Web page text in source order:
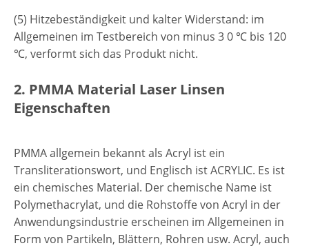
(5) Hitzebeständigkeit und kalter Widerstand: im
Allgemeinen im Testbereich von minus 3 0 ℃ bis 120
℃, verformt sich das Produkt nicht.
2. PMMA Material Laser Linsen
Eigenschaften
PMMA allgemein bekannt als Acryl ist ein
Transliterationswort, und Englisch ist ACRYLIC. Es ist
ein chemisches Material. Der chemische Name ist
Polymethacrylat, und die Rohstoffe von Acryl in der
Anwendungsindustrie erscheinen im Allgemeinen in
Form von Partikeln, Blättern, Rohren usw. Acryl, auch